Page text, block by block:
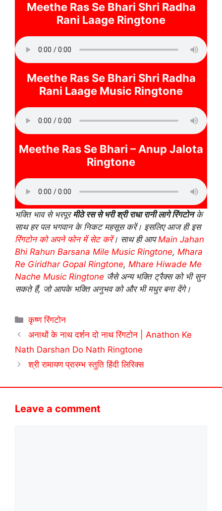
Meethe Ras Se Bhari Shri Radha
Rani Laage Ringtone
Meethe Ras Se Bhari Shri Radha
Rani Laage Music Ringtone
Meethe Ras Se Bhari – Anup Jalota
Ringtone
भक्ति भाव से भरपूरमीठे रस से भरी श्री राधा रानी लागे रिंगटोनके
साथ हर पल भगवान के निकट महसूस करें। इसलिए आज ही इस
रिंगटोन को अपने फोन में सेट करें। साथ ही आपMain Jahan
Bhi Rahun Barsana Mile Music Ringtone, Mhara
Re Giridhar Gopal Ringtone, Mhare Hiwade Me
Nache Music Ringtone जैसे अन्य भक्ति ट्रैक्स को भी सुन
सकते हैं, जो आपके भक्ति अनुभव को और भी मधुर बना देंगे।
Categories
कृष्ण रिंगटोन
अनाथों के नाथ दर्शन दो नाथ रिंगटोन | Anathon Ke
Nath Darshan Do Nath Ringtone
श्री रामायण प्रारम्भ स्तुति हिंदी लिरिक्स
Leave a comment